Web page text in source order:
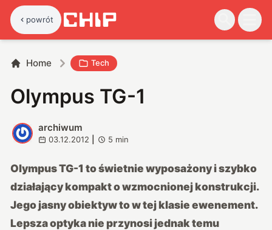
powrót
Home Tech
Olympus TG-1
A
archiwum
03.12.2012 5 min
Olympus TG-1 to świetnie wyposażony i szybko
działający kompakt o wzmocnionej konstrukcji.
Jego jasny obiektyw to w tej klasie ewenement.
Lepsza optyka nie przynosi jednak temu